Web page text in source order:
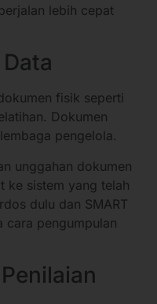
lebih cepat
fisik seperti
Dokumen
pengelola.
unggahan dokumen
ke sistem yang telah
dulu dan SMART
cara pengumpulan